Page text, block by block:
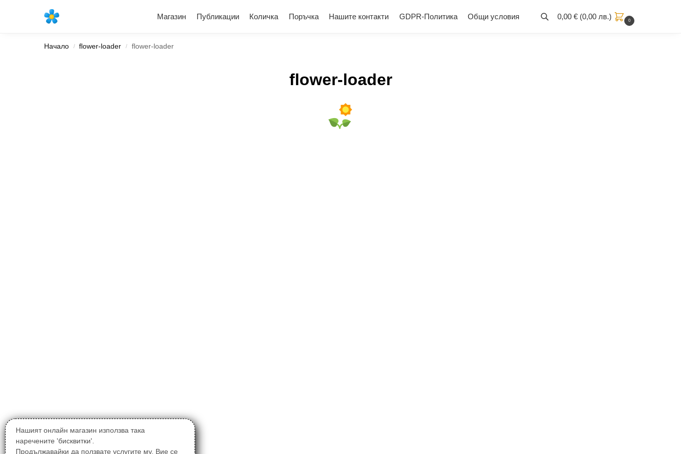
Магазин Публикации Количка Поръчка Нашите контакти GDPR-Политика Общи условия
Най-новите продукти 0,00 € (0,00 лв.) 0
Начало / flower-loader / flower-loader
flower-loader
Нашият онлайн магазин използва така
наречените 'бисквитки'.
Продължавайки да ползвате услугите му, Вие се